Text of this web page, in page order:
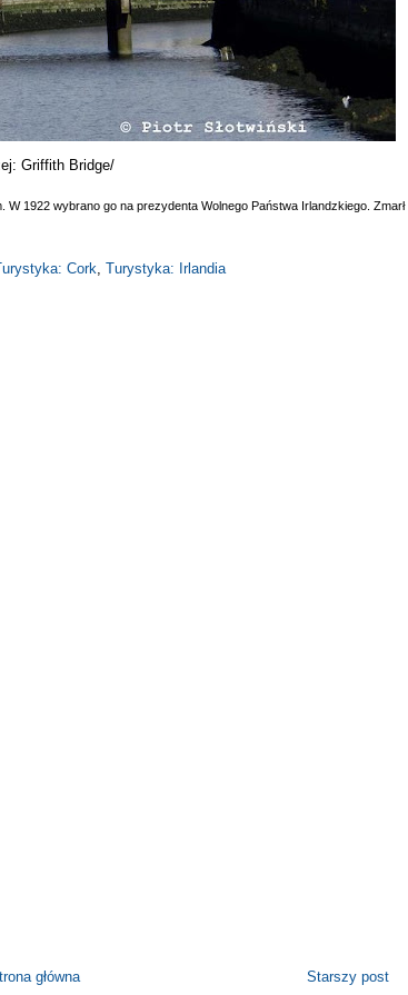
Griffith Bridge/
1922 wybrano go na prezydenta Wolnego Państwa Irlandzkiego. Zmarł
Cork Turystyka: Irlandia
Starszy post
główna